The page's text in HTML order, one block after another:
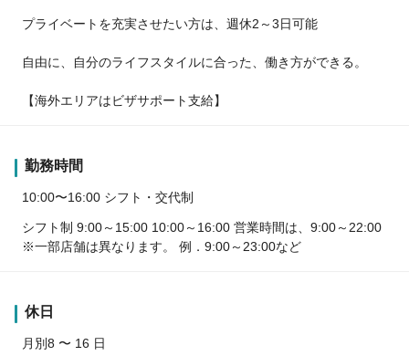
プライベートを充実させたい方は、週休2～3日可能
自由に、自分のライフスタイルに合った、働き方ができる。
【海外エリアはビザサポート支給】
勤務時間
10:00〜16:00 シフト・交代制
シフト制 9:00～15:00 10:00～16:00 営業時間は、9:00～22:00
※一部店舗は異なります。 例．9:00～23:00など
休日
月別8 〜 16 日